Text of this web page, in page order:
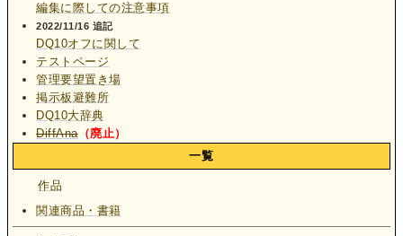
編集に際しての注意事項
2022/11/16 追記
DQ10オフに関して
テストページ
管理要望置き場
掲示板避難所
DQ10大辞典
DiffAna（廃止）
一覧
作品
関連商品・書籍